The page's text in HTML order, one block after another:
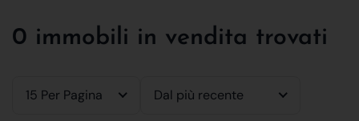
0 immobili in vendita trovati
15 Per Pagina Dal più recente